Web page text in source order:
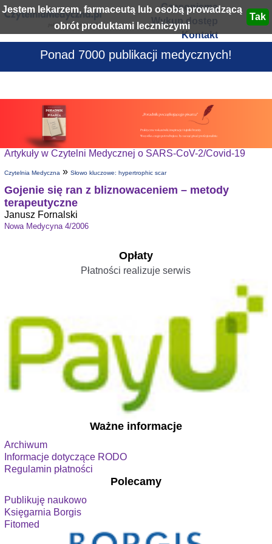
Jestem lekarzem, farmaceutą lub osobą prowadzącą
obrót produktami leczniczymi
Czasopisma
Wykup dostęp
Kontakt
Ponad 7000 publikacji medycznych!
Artykuły w Czytelni Medycznej o SARS-CoV-2/Covid-19
Czytelnia Medyczna» Słowo kluczowe: hypertrophic scar
Gojenie się ran z bliznowaceniem – metody
terapeutyczne
Janusz Fornalski
Nowa Medycyna 4/2006
Opłaty
Płatności realizuje serwis
Ważne informacje
Archiwum
Informacje dotyczące RODO
Regulamin płatności
Polecamy
Publikuję naukowo
Księgarnia Borgis
Fitomed